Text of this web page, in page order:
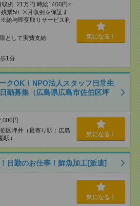
例 21万円 時給1400円×
業5h ※月収例を保証す
給与即受取りサービス利
として実費支給
1分
気になる！
クOK！NPO法人スタッフ日常生
勤募集（広島県広島市佐伯区坪
円
区坪井（最寄り駅：広島
）
気になる！
日勤のお仕事！鮮魚加工[派遣]
気になる！